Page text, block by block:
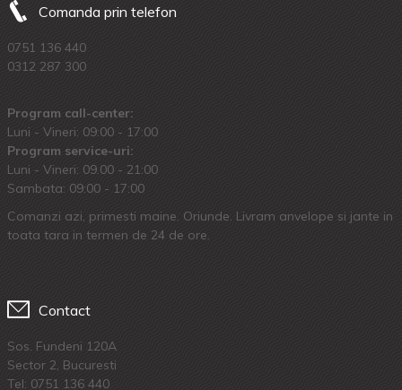
Comanda prin telefon
0751 136 440
0312 287 300
Program call-center:
Luni - Vineri: 09:00 - 17:00
Program service-uri:
Luni - Vineri: 09.00 - 21:00
Sambata: 09:00 - 17:00
Comanzi azi, primesti maine. Oriunde. Livram anvelope si jante in
toata tara in termen de 24 de ore.
Contact
Sos. Fundeni 120A
Sector 2, Bucuresti
Tel: 0751 136 440